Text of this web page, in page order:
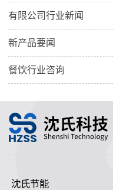
有限公司行业新闻
新产品要闻
餐饮行业咨询
沈氏节能